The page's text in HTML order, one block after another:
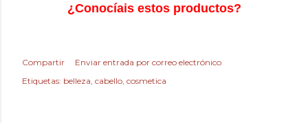
¿Conocíais estos productos?
Compartir
Enviar entrada por correo electrónico
Etiquetas: belleza cabello cosmetica